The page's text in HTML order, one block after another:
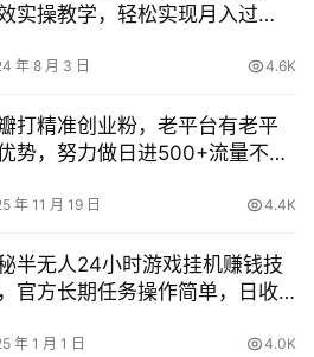
实操教学，轻松实现月入过
年 8 月 3 日 4.6K
打精准创业粉，老平台有老平
势，努力做日进500+流量不是
年 11 月 19 日 4.4K
半无人24小时游戏挂机赚钱技
官方长期任务操作简单，日收
年 1 月 1 日 4.0K